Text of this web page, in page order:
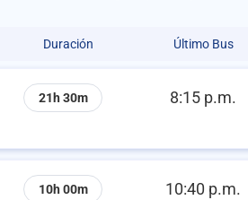
Duración Último Bus
21h 30m 8:15 p.m.
10h 00m 10:40 p.m.